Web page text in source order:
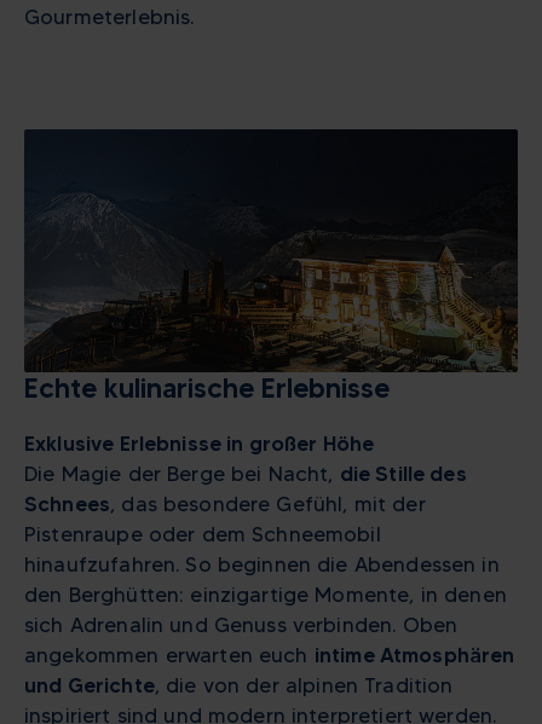
Gourmeterlebnis.
Echte kulinarische Erlebnisse
Exklusive Erlebnisse in großer Höhe
Die Magie der Berge bei Nacht, die Stille des
Schnees, das besondere Gefühl, mit der
Pistenraupe oder dem Schneemobil
hinaufzufahren. So beginnen die Abendessen in
den Berghütten: einzigartige Momente, in denen
sich Adrenalin und Genuss verbinden. Oben
angekommen erwarten euch intime Atmosphären
und Gerichte, die von der alpinen Tradition
inspiriert sind und modern interpretiert werden.